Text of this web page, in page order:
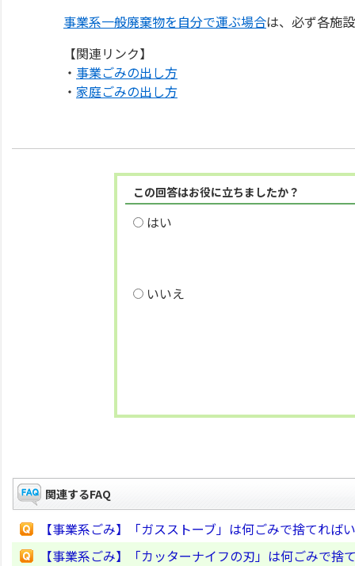
事業系一般廃棄物を自分で運ぶ場合は、必ず各施
【関連リンク】
・ 事業ごみの出し方
・ 家庭ごみの出し方
この回答はお役に立ちましたか？
はい
いいえ
関連するFAQ
【事業系ごみ】「ガスストーブ」は何ごみで捨てれば
【事業系ごみ】「カッターナイフの刃」は何ごみで捨